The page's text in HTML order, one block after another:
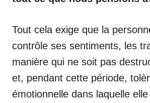
Tout cela exige que la
contrôle ses sentiments, les
manière qui ne soit pas
et, pendant cette période,
émotionnelle dans laquelle